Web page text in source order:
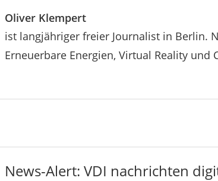
Oliver Klempert
ist langjähriger freier Journalist in Berlin.
Erneuerbare Energien, Virtual Reality
News-Alert: VDI nachrichten